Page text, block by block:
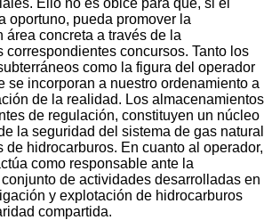
oportuno, pueda promover la
área concreta a través de la
correspondientes concursos. Tanto los
como la figura del operador
se incorporan a nuestro ordenamiento a
de la realidad. Los almacenamientos
de regulación, constituyen un núcleo
la seguridad del sistema de gas natural
de hidrocarburos. En cuanto al operador,
como responsable ante la
de actividades desarrolladas en
y explotación de hidrocarburos
compartida.